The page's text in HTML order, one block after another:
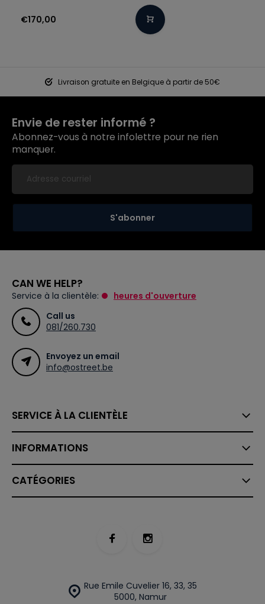
€170,00
Livraison gratuite en Belgique à partir de 50€
Envie de rester informé ?
Abonnez-vous à notre infolettre pour ne rien
manquer.
S'abonner
CAN WE HELP?
Service à la clientèle:
heures d'ouverture
Call us
081/260.730
Envoyez un email
info@ostreet.be
SERVICE À LA CLIENTÈLE
INFORMATIONS
CATÉGORIES
Rue Emile Cuvelier 16, 33, 35
5000, Namur